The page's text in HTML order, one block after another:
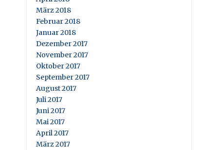
März 2018
Februar 2018
Januar 2018
Dezember 2017
November 2017
Oktober 2017
September 2017
August 2017
Juli 2017
Juni 2017
Mai 2017
April 2017
März 2017